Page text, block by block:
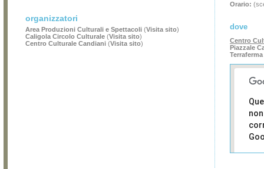
organizzatori
Area Produzioni Culturali e Spettacoli (Visita sito)
Caligola Circolo Culturale (Visita sito)
Centro Culturale Candiani (Visita sito)
Orario:
dove
Centro
Piazzale
Terraferma